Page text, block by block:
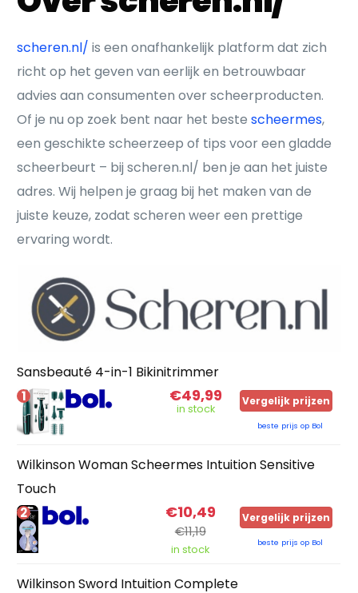
scheren.nl/ is een onafhankelijk platform dat zich
richt op het geven van eerlijk en betrouwbaar
advies aan consumenten over scheerproducten.
Of je nu op zoek bent naar het bestescheermes,
een geschikte scheerzeep of tips voor een gladde
scheerbeurt – bij scheren.nl/ ben je aan het juiste
adres. Wij helpen je graag bij het maken van de
juiste keuze, zodat scheren weer een prettige
ervaring wordt.
Sansbeauté 4-in-1 Bikinitrimmer
1 €49,99
in stock
Vergelijk prijzen
beste prijs op Bol
Wilkinson Woman Scheermes Intuition Sensitive
Touch
2 €10,49
€11,19
in stock
Vergelijk prijzen
beste prijs op Bol
Wilkinson Sword Intuition Complete